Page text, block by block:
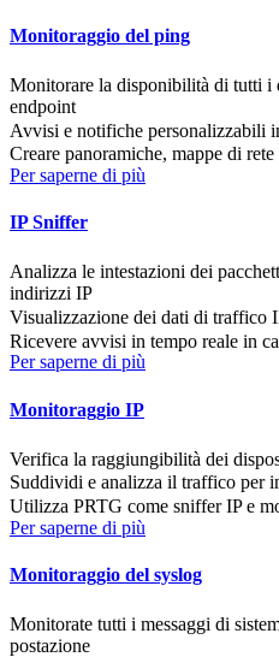
Monitoraggio del ping
Monitorare la disponibilità di tutti i
endpoint
Avvisi e notifiche personalizzabili
Creare panoramiche, mappe di
Per saperne di più
IP Sniffer
Analizza le intestazioni dei
indirizzi IP
Visualizzazione dei dati di traffico
Ricevere avvisi in tempo reale in
Per saperne di più
Monitoraggio IP
Verifica la raggiungibilità dei
Suddividi e analizza il traffico per
Utilizza PRTG come sniffer IP e
Per saperne di più
Monitoraggio del syslog
Monitorate tutti i messaggi di
postazione